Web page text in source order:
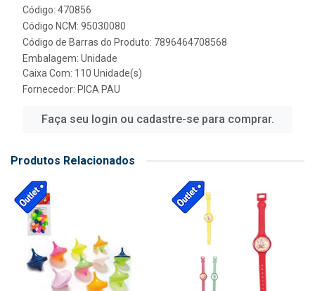
Código: 470856
Código NCM: 95030080
Código de Barras do Produto: 7896464708568
Embalagem: Unidade
Caixa Com: 110 Unidade(s)
Fornecedor: PICA PAU
Faça seu login ou cadastre-se para comprar.
Produtos Relacionados